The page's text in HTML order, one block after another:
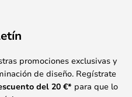
promociones exclusivas y
de diseño. Regístrate
del 20 €* para que lo